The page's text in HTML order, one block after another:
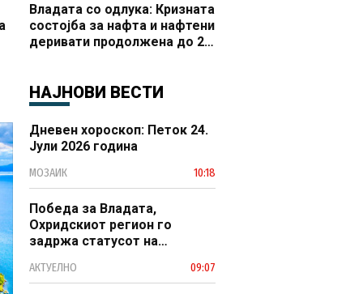
Владата со одлука: Кризната
состојба за нафта и нафтени
деривати продолжена до 20
НАЈНОВИ ВЕСТИ
Дневен хороскоп: Петок 24.
Јули 2026 година
МОЗАИК 10:18
Победа за Владата,
Охридскиот регион го
задржа статусот на
наследство
АКТУЕЛНО 09:07